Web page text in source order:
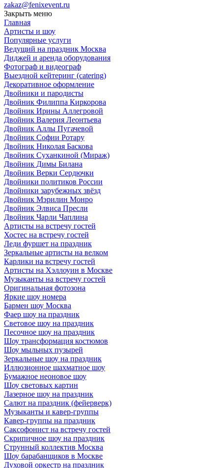
zakaz@fenixevent.ru
Закрыть меню
Главная
Артисты и шоу
Популярные услуги
Ведущий на праздник Москва
Диджей и аренда оборудования
Фотограф и видеограф
Выездной кейтеринг (catering)
Декоративное оформление
Двойники и пародисты
Двойник Филиппа Киркорова
Двойник Ирины Аллегровой
Двойник Валерия Леонтьева
Двойник Аллы Пугачевой
Двойник Софии Ротару
Двойник Николая Баскова
Двойник Суханкиной (Мираж)
Двойник Димы Билана
Двойник Верки Сердючки
Двойники политиков России
Двойники зарубежных звёзд
Двойник Мэрилин Монро
Двойник Элвиса Пресли
Двойник Чарли Чаплина
Артисты на встречу гостей
Хостес на встречу гостей
Леди фуршет на праздник
Зеркальные артисты на велком
Карлики на встречу гостей
Артисты на Хэллоуин в Москве
Музыканты на встречу гостей
Оригинальная фотозона
Яркие шоу номера
Бармен шоу Москва
Фаер шоу на праздник
Световое шоу на праздник
Песочное шоу на праздник
Шоу трансформация костюмов
Шоу мыльных пузырей
Зеркальные шоу на праздник
Иллюзионное шахматное шоу
Бумажное неоновое шоу
Шоу световых картин
Лазерное шоу на праздник
Салют на праздник (фейерверк)
Музыканты и кавер-группы
Кавер-группы на праздник
Саксофонист на встречу гостей
Скрипичное шоу на праздник
Струнный коллектив Москва
Шоу барабанщиков в Москве
Духовой оркестр на праздник